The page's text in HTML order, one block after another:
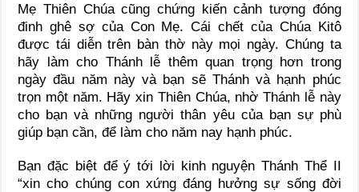
Mẹ Thiên Chúa cũng chứng kiến cảnh tượng đóng
đinh ghê sợ của Con Mẹ. Cái chết của Chúa Kitô
được tái diễn trên bàn thờ này mọi ngày. Chúng ta
hãy làm cho Thánh lễ thêm quan trọng hơn trong
ngày đầu năm này và bạn sẽ Thánh và hạnh phúc
trọn một năm. Hãy xin Thiên Chúa, nhờ Thánh lễ này
cho bạn và những người thân yêu của bạn sự phù
giúp bạn cần, để làm cho năm nay hạnh phúc.
Bạn đặc biệt để ý tới lời kinh nguyện Thánh Thể II
“xin cho chúng con xứng đáng hưởng sự sống đời